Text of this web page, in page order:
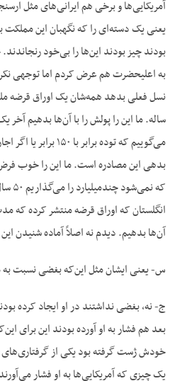
آمریکایی‌ها و برخی هم ایرانی‌های مثل
یعنی یک دسته‌ای را که نگهبان این مملکت
بودند چیز بودند این‌ها را بی‌خود
به اعلیحضرت هم عرض کردم اما توجهی
نسل فعلی بدهد همه‌شان یک اوراق قرضه
ساله. ما این را پولش را با آن‌ها بدهیم
می‌گوییم که توده برابر
بدهی این مصادره است. ما این را خوب
که
انگلستان که اوراق قرضه منتشر کرده که
آن‌ها بدهیم. دیدم نه اصلاً آماده شنیدن
س- یعنی ایشان مثل این‌که بغضی نسبت به
ج- نه، بغضی نداشتند در او ایجاد کرده
بعد هم فشار به او آورده بودند این برای
خودش ژست گرفته بود یکی از گرفتاری‌های
یک چیزی که آمریکایی‌ها به او فشار